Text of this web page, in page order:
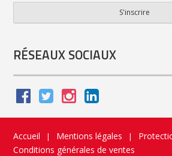
S'inscrire
Website *
RÉSEAUX SOCIAUX
Accueil | Mentions légales |
Conditions générales de ventes